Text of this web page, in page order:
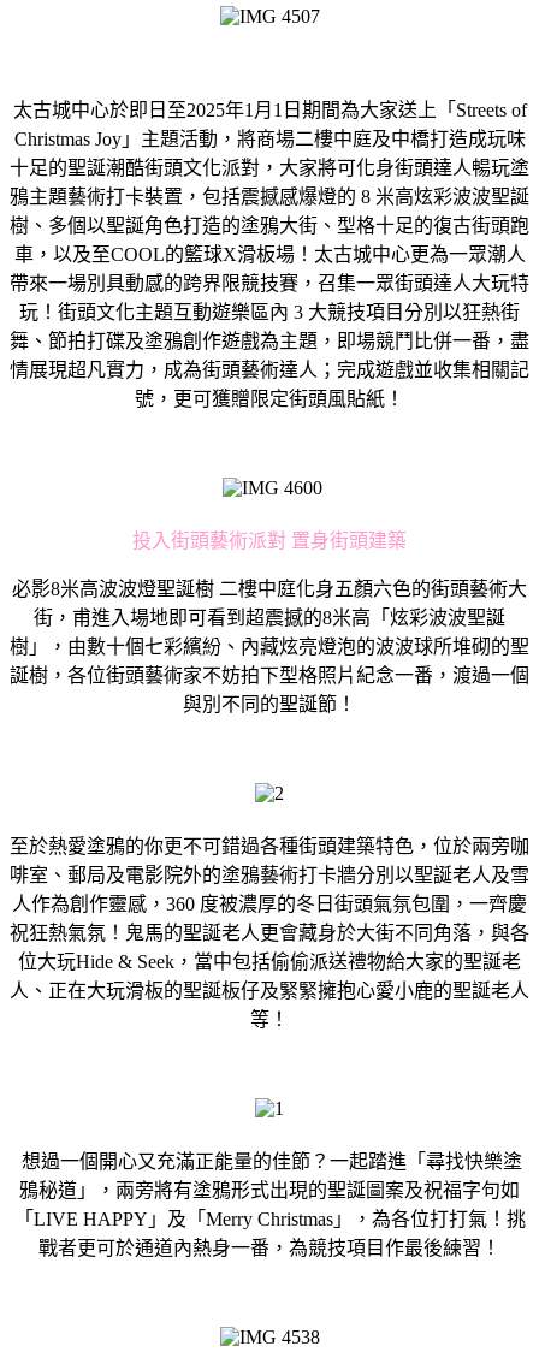
太古城中心於即日至2025年1月1日期間為大家送上「Streets of
Christmas Joy」主題活動，將商場二樓中庭及中橋打造成玩味
十足的聖誕潮酷街頭文化派對，大家將可化身街頭達人暢玩塗
鴉主題藝術打卡裝置，包括震撼感爆燈的 8 米高炫彩波波聖誕
樹、多個以聖誕角色打造的塗鴉大街、型格十足的復古街頭跑
車，以及至COOL的籃球X滑板場！太古城中心更為一眾潮人
帶來一場別具動感的跨界限競技賽，召集一眾街頭達人大玩特
玩！街頭文化主題互動遊樂區內 3 大競技項目分別以狂熱街
舞、節拍打碟及塗鴉創作遊戲為主題，即場競鬥比併一番，盡
情展現超凡實力，成為街頭藝術達人；完成遊戲並收集相關記
號，更可獲贈限定街頭風貼紙！
投入街頭藝術派對 置身街頭建築
必影8米高波波燈聖誕樹 二樓中庭化身五顏六色的街頭藝術大
街，甫進入場地即可看到超震撼的8米高「炫彩波波聖誕
樹」，由數十個七彩繽紛、內藏炫亮燈泡的波波球所堆砌的聖
誕樹，各位街頭藝術家不妨拍下型格照片紀念一番，渡過一個
與別不同的聖誕節！
至於熱愛塗鴉的你更不可錯過各種街頭建築特色，位於兩旁咖
啡室、郵局及電影院外的塗鴉藝術打卡牆分別以聖誕老人及雪
人作為創作靈感，360 度被濃厚的冬日街頭氣氛包圍，一齊慶
祝狂熱氣氛！鬼馬的聖誕老人更會藏身於大街不同角落，與各
位大玩Hide & Seek，當中包括偷偷派送禮物給大家的聖誕老
人、正在大玩滑板的聖誕板仔及緊緊擁抱心愛小鹿的聖誕老人
等！
想過一個開心又充滿正能量的佳節？一起踏進「尋找快樂塗
鴉秘道」，兩旁將有塗鴉形式出現的聖誕圖案及祝福字句如
「LIVE HAPPY」及「Merry Christmas」，為各位打打氣！挑
戰者更可於通道內熱身一番，為競技項目作最後練習！